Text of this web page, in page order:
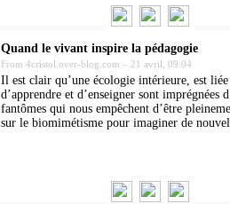
Quand le vivant inspire la pédagogie
From 4cristol.over-blog.com – 21 avril, 09:04
Il est clair qu’une écologie intérieure, est
d’apprendre et d’enseigner sont imprégnées
fantômes qui nous empêchent d’être
sur le biomimétisme pour imaginer de